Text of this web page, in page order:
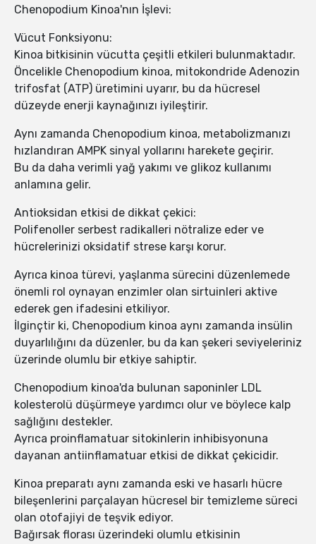
Chenopodium Kinoa'nın İşlevi:
Vücut Fonksiyonu:
Kinoa bitkisinin vücutta çeşitli etkileri bulunmaktadır.
Öncelikle Chenopodium kinoa, mitokondride Adenozin
trifosfat (ATP) üretimini uyarır, bu da hücresel
düzeyde enerji kaynağınızı iyileştirir.
Aynı zamanda Chenopodium kinoa, metabolizmanızı
hızlandıran AMPK sinyal yollarını harekete geçirir.
Bu da daha verimli yağ yakımı ve glikoz kullanımı
anlamına gelir.
Antioksidan etkisi de dikkat çekici:
Polifenoller serbest radikalleri nötralize eder ve
hücrelerinizi oksidatif strese karşı korur.
Ayrıca kinoa türevi, yaşlanma sürecini düzenlemede
önemli rol oynayan enzimler olan sirtuinleri aktive
ederek gen ifadesini etkiliyor.
İlginçtir ki, Chenopodium kinoa aynı zamanda insülin
duyarlılığını da düzenler, bu da kan şekeri seviyeleriniz
üzerinde olumlu bir etkiye sahiptir.
Chenopodium kinoa'da bulunan saponinler LDL
kolesterolü düşürmeye yardımcı olur ve böylece kalp
sağlığını destekler.
Ayrıca proinflamatuar sitokinlerin inhibisyonuna
dayanan antiinflamatuar etkisi de dikkat çekicidir.
Kinoa preparatı aynı zamanda eski ve hasarlı hücre
bileşenlerini parçalayan hücresel bir temizleme süreci
olan otofajiyi de teşvik ediyor.
Bağırsak florası üzerindeki olumlu etkisinin